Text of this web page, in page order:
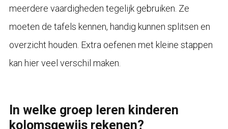
meerdere vaardigheden tegelijk gebruiken. Ze
moeten de tafels kennen, handig kunnen splitsen en
overzicht houden. Extra oefenen met kleine stappen
kan hier veel verschil maken.
In welke groep leren kinderen
kolomsgewijs rekenen?